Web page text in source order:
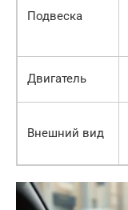
Подвеска
Двигатель
Внешний вид